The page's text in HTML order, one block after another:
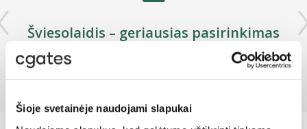
Šioje svetainėje naudojami slapukai
Šviesolaidis – geriausias pasirinkimas